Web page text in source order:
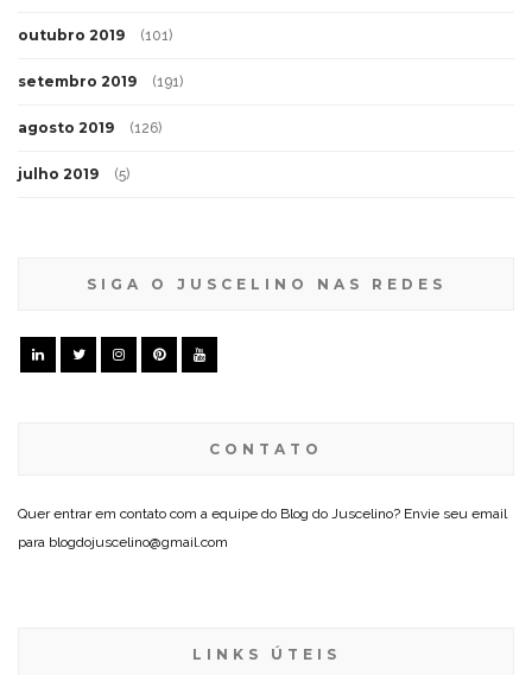
outubro 2019 (101)
setembro 2019 (191)
agosto 2019 (126)
julho 2019 (5)
SIGA O JUSCELINO NAS REDES
CONTATO
Quer entrar em contato com a equipe do Blog do Juscelino? Envie seu email
para blogdojuscelino@gmail.com
LINKS ÚTEIS